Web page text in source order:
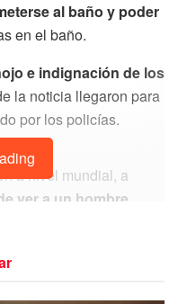
al baño y poder
en el baño.
e indignación de los
la noticia llegaron para
por los policías.
a nivel mundial, a
ver a un hombre
donde ya lo esperaba